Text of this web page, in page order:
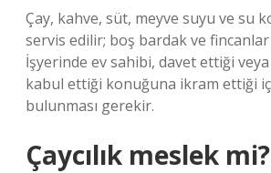
Çay, kahve, süt, meyve suyu ve su
servis edilir; boş bardak ve fincanlar
İşyerinde ev sahibi, davet ettiği
kabul ettiği konuğuna ikram ettiği
bulunması gerekir.
Çaycılık meslek mi?